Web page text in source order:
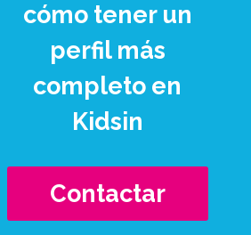
cómo tener un
perfil más
completo en
Kidsin
Contactar